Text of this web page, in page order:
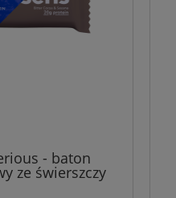
- baton
ze świerszczy
sezam